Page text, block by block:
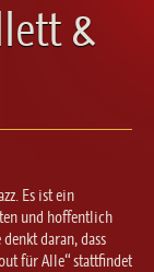
&
Es ist ein
und hoffentlich
daran, dass
für Alle“ stattfindet